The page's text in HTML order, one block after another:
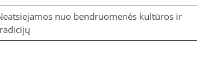
nuo bendruomenės kultūros ir